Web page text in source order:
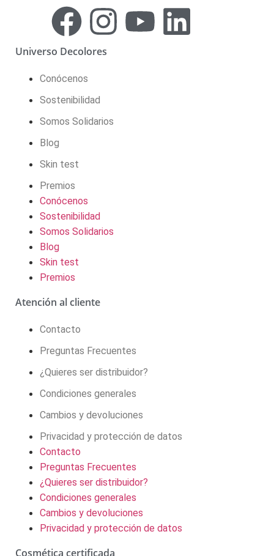
Universo Decolores
Conócenos
Sostenibilidad
Somos Solidarios
Blog
Skin test
Premios
Conócenos
Sostenibilidad
Somos Solidarios
Blog
Skin test
Premios
Atención al cliente
Contacto
Preguntas Frecuentes
¿Quieres ser distribuidor?
Condiciones generales
Cambios y devoluciones
Privacidad y protección de datos
Contacto
Preguntas Frecuentes
¿Quieres ser distribuidor?
Condiciones generales
Cambios y devoluciones
Privacidad y protección de datos
Cosmética certificada